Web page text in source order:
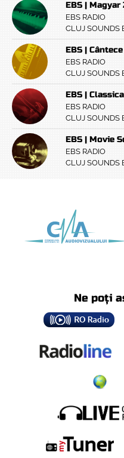
EBS | Magyar
EBS RADIO
CLUJ SOUNDS
EBS |
EBS RADIO
CLUJ SOUNDS
EBS |
EBS RADIO
CLUJ SOUNDS
EBS | Movie
EBS RADIO
CLUJ SOUNDS
Ne poți